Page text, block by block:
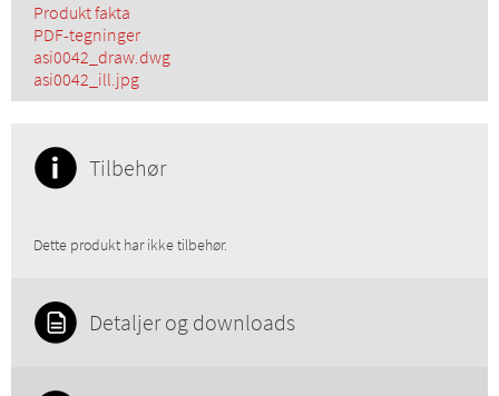
Produkt fakta
PDF-tegninger
asi0042_draw.dwg
asi0042_ill.jpg
Tilbehør
Dette produkt har ikke tilbehør.
Detaljer og downloads